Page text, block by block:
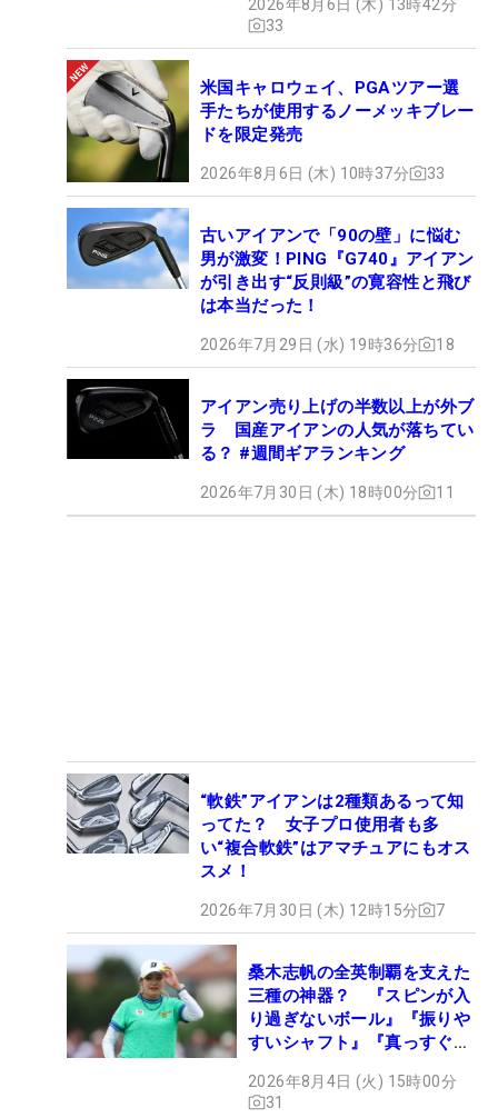
2026年8月6日 (木) 13時42分
33
米国キャロウェイ、PGAツアー選
手たちが使用するノーメッキブレー
ドを限定発売
2026年8月6日 (木) 10時37分 33
古いアイアンで「90の壁」に悩む
男が激変！PING『G740』アイアン
が引き出す“反則級”の寛容性と飛び
は本当だった！
2026年7月29日 (水) 19時36分 18
アイアン売り上げの半数以上が外ブ
ラ 国産アイアンの人気が落ちてい
る？ #週間ギアランキング
2026年7月30日 (木) 18時00分 11
“軟鉄”アイアンは2種類あるって知
ってた？ 女子プロ使用者も多
い“複合軟鉄”はアマチュアにもオス
スメ！
2026年7月30日 (木) 12時15分 7
桑木志帆の全英制覇を支えた
三種の神器？ 『スピンが入
り過ぎないボール』『振りや
すいシャフト』『真っすぐ飛
セッティング
2026年8月4日 (火) 15時00分
31